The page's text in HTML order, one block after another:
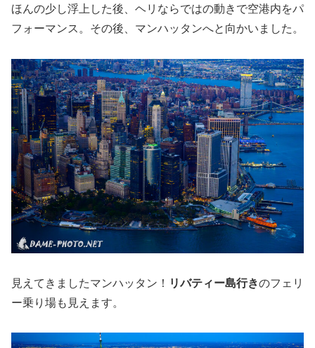
ほんの少し浮上した後、ヘリならではの動きで空港内をパ
フォーマンス。その後、マンハッタンへと向かいました。
見えてきましたマンハッタン！ リバティー島行きのフェリ
ー乗り場も見えます。